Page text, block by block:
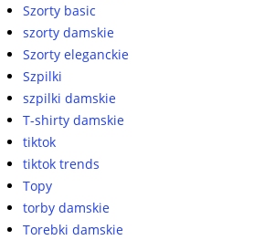
Szorty basic
szorty damskie
Szorty eleganckie
Szpilki
szpilki damskie
T-shirty damskie
tiktok
tiktok trends
Topy
torby damskie
Torebki damskie